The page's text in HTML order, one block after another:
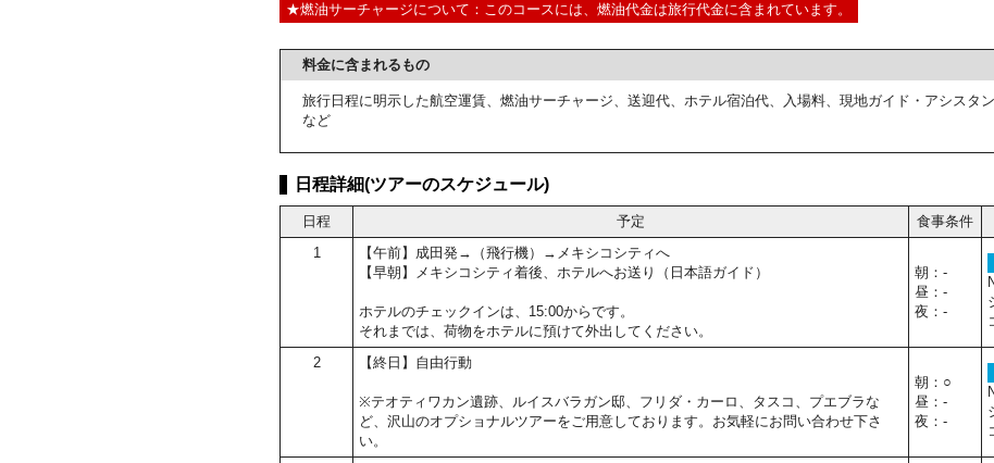
★燃油サーチャージについて：このコースには、燃油代金は旅行代金に含まれています。
料金に含まれるもの
旅行日程に明示した航空運賃、燃油サーチャージ、送迎代、ホテル宿泊代、入場料、現地ガイド・アシスタ
など
日程詳細(ツアーのスケジュール)
日程 予定 食事条件
1
【午前】成田発→（飛行機）→メキシコシティへ
【早朝】メキシコシティ着後、ホテルへお送り（日本語ガイド）
ホテルのチェックインは、15:00からです。
それまでは、荷物をホテルに預けて外出してください。
朝：-
昼：-
夜：-
2 【終日】自由行動
※テオティワカン遺跡、ルイスバラガン邸、フリダ・カーロ、タスコ、プエブラな
ど、沢山のオプショナルツアーをご用意しております。お気軽にお問い合わせ下さ
い。
朝：○
昼：-
夜：-